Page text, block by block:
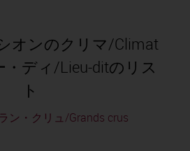
オンのクリマ/Climat
ディ/Lieu-ditのリス
ト
ン・クリュ/Grands crus